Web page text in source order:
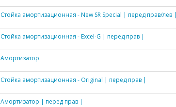
Стойка амортизационная - New SR Special | перед прав/лев |
Стойка амортизационная - Excel-G | перед прав |
Амортизатор
Стойка амортизационная - Original | перед прав |
Амортизатор | перед прав |